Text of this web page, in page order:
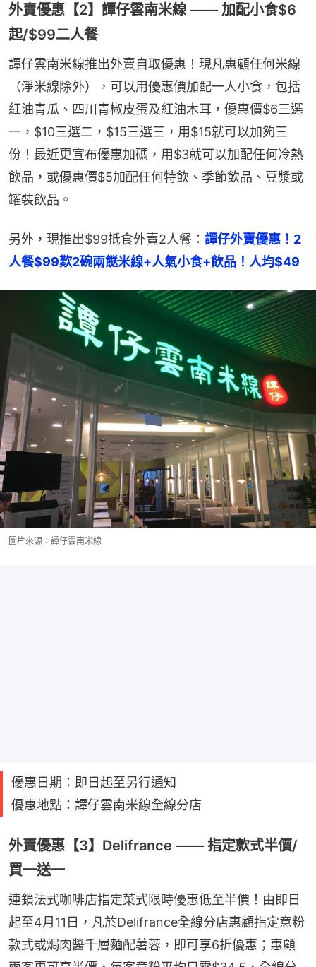
外賣優惠【2】譚仔雲南米線 —— 加配小食$6
起/$99二人餐
譚仔雲南米線推出外賣自取優惠！現凡惠顧任何米線
（淨米線除外），可以用優惠價加配一人小食，包括
紅油青瓜、四川青椒皮蛋及紅油木耳，優惠價$6三選
一，$10三選二，$15三選三，用$15就可以加夠三
份！最近更宣布優惠加碼，用$3就可以加配任何冷熱
飲品，或優惠價$5加配任何特飲、季節飲品、豆漿或
罐裝飲品。
另外，現推出$99抵食外賣2人餐： 譚仔外賣優惠！2
人餐$99歎2碗兩餸米線+人氣小食+飲品！人均$49
圖片來源：譚仔雲南米線
優惠日期：即日起至另行通知
優惠地點：譚仔雲南米線全線分店
外賣優惠【3】Delifrance —— 指定款式半價/
買一送一
連鎖法式咖啡店指定菜式限時優惠低至半價！由即日
起至4月11日，凡於Delifrance全線分店惠顧指定意粉
款式或焗肉醬千層麵配薯蓉，即可享6折優惠；惠顧